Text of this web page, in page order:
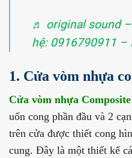
♬ original sound
hệ: 0916790911 –
1. Cửa vòm nhựa
Cửa vòm nhựa Composite
uốn cong phần đầu và 2
trên cửa được thiết cong
cung. Đây là một thiết kế